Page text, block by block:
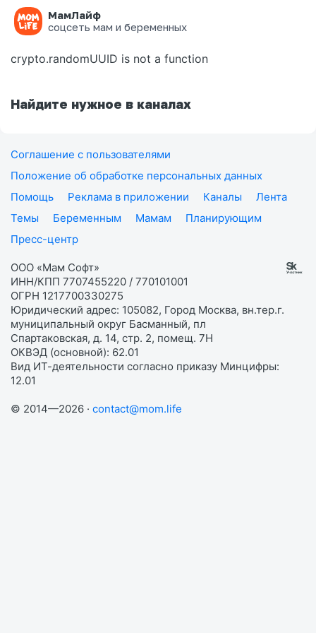
МамЛайф
соцсеть мам и беременных
Ошибка на странице
crypto.randomUUID is not a function
Найдите нужное в каналах
Соглашение с пользователями
Положение об обработке персональных данных
Помощь
Реклама в приложении Каналы
Лента
Темы
Беременным Мамам
Планирующим
Пресс-центр
ООО «Мам Софт»
ИНН/КПП 7707455220 / 770101001
ОГРН 1217700330275
Юридический адрес: 105082, Город Москва, вн.тер.г.
муниципальный округ Басманный, пл
Спартаковская, д. 14, стр. 2, помещ. 7Н
ОКВЭД (основной): 62.01
Вид ИТ-деятельности согласно приказу Минцифры:
12.01
© 2014—2026 · contact@mom.life